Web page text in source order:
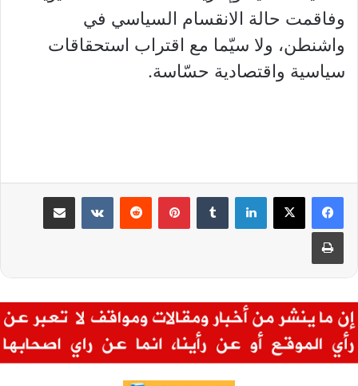
وفاقمت حالة الانقسام السياسي في
واشنطن، ولا سيّما مع اقتراب استحقاقات
سياسية واقتصادية حسّاسة.
لينكدإن بينتيريست مشاركة عبر البريد
طباعة